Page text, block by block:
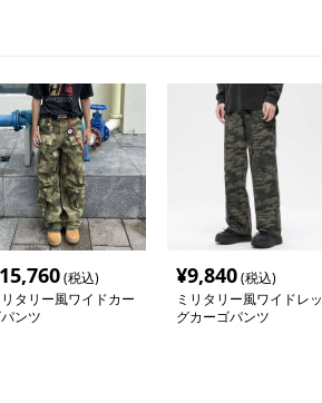
(税込)
リタリー風ワイドカー
ンツ
¥9,840(税込)
ミリタリー風ワイドレッ
グカーゴパンツ